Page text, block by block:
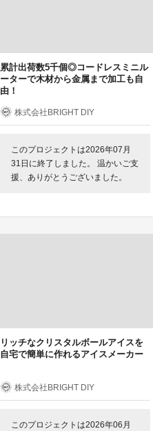
累計出荷数5千個◎コードレスミニル
ーターで木材から金属まで加工も自
由！
株式会社BRIGHT DIY
このプロジェクトは2026年07月
31日に終了しました。 温かいご支
援、ありがとうございました。
リッチなクリスタルボールアイスを
自宅で簡単に作れるアイスメーカー
株式会社BRIGHT DIY
このプロジェクトは2026年06月